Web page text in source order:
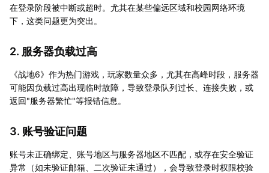
在登录阶段被中断或超时。尤其在某些偏远区域和校园网络环境
下，这类问题更为突出。
2. 服务器负载过高
《战地6》作为热门游戏，玩家数量众多，尤其在高峰时段，服务器
可能因负载过高出现临时故障，导致登录队列过长、连接失败，或
返回"服务器繁忙"等报错信息。
3. 账号验证问题
账号未正确绑定、账号地区与服务器地区不匹配，或存在安全验证
异常（如未验证邮箱、二次验证未通过），会导致登录时权限校验